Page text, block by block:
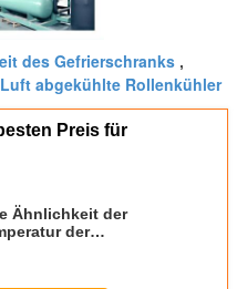
des Gefrierschranks ,
Luft abgekühlte Rollenkühler
Preis für
Ähnlichkeit der
der